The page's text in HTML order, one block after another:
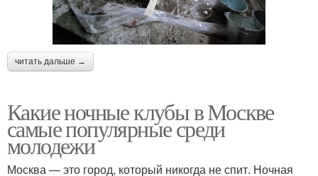
читать дальше →
Какие ночные клубы в Москве
самые популярные среди
молодежи
Москва — это город, который никогда не спит. Ночная